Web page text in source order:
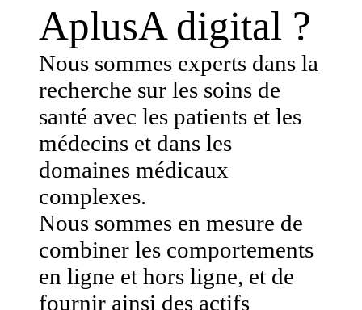
AplusA digital ?
Nous sommes experts dans la
recherche sur les soins de
santé avec les patients et les
médecins et dans les
domaines médicaux
complexes.
Nous sommes en mesure de
combiner les comportements
en ligne et hors ligne, et de
fournir ainsi des actifs